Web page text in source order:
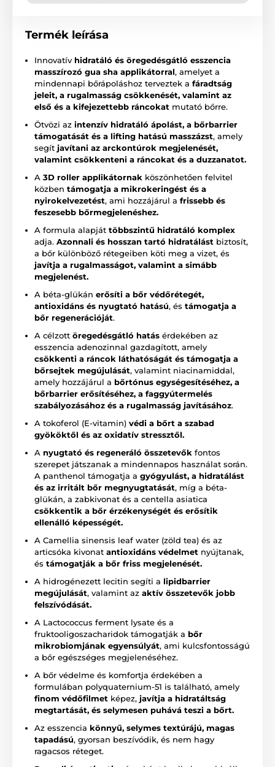
Termék leírása
Innovatív hidratáló és öregedésgátló esszencia
masszírozó gua sha applikátorral, amelyet a
mindennapi bőrápoláshoz terveztek a fáradtság
jeleit, a rugalmasság csökkenését, valamint az
első és a kifejezettebb ráncokat mutató bőrre.
Ötvözi az intenzív hidratáló ápolást, a bőrbarrier
támogatását és a lifting hatású masszázst, amely
segít javítani az arckontúrok megjelenését,
valamint csökkenteni a ráncokat és a duzzanatot.
A 3D roller applikátornak köszönhetően felvitel
közben támogatja a mikrokeringést és a
nyirokelvezetést, ami hozzájárul a frissebb és
feszesebb bőrmegjelenéshez.
A formula alapját többszintű hidratáló komplex
adja. Azonnali és hosszan tartó hidratálást biztosít,
a bőr különböző rétegeiben köti meg a vizet, és
javítja a rugalmasságot, valamint a simább
megjelenést.
A béta-glükán erősíti a bőr védőrétegét,
antioxidáns és nyugtató hatású, és támogatja a
bőr regenerációját.
A célzott öregedésgátló hatás érdekében az
esszencia adenozinnal gazdagított, amely
csökkenti a ráncok láthatóságát és támogatja a
bőrsejtek megújulását, valamint niacinamiddal,
amely hozzájárul a bőrtónus egységesítéséhez, a
bőrbarrier erősítéséhez, a faggyútermelés
szabályozásához és a rugalmasság javításához.
A tokoferol (E-vitamin) védi a bőrt a szabad
gyököktől és az oxidatív stressztől.
A nyugtató és regeneráló összetevők fontos
szerepet játszanak a mindennapos használat során.
A panthenol támogatja a gyógyulást, a hidratálást
és az irritált bőr megnyugtatását, míg a béta-
glükán, a zabkivonat és a centella asiatica
csökkentik a bőr érzékenységét és erősítik
ellenálló képességét.
A Camellia sinensis leaf water (zöld tea) és az
articsóka kivonat antioxidáns védelmet nyújtanak,
és támogatják a bőr friss megjelenését.
A hidrogénezett lecitin segíti a lipidbarrier
megújulását, valamint az aktív összetevők jobb
felszívódását.
A Lactococcus ferment lysate és a
fruktooligoszacharidok támogatják a bőr
mikrobiomjának egyensúlyát, ami kulcsfontosságú
a bőr egészséges megjelenéséhez.
A bőr védelme és komfortja érdekében a
formulában polyquaternium-51 is található, amely
finom védőfilmet képez, javítja a hidratáltság
megtartását, és selymesen puhává teszi a bőrt.
Az esszencia könnyű, selymes textúrájú, magas
tapadású, gyorsan beszívódik, és nem hagy
ragacsos réteget.